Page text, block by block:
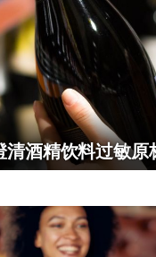
清酒精饮料过敏原